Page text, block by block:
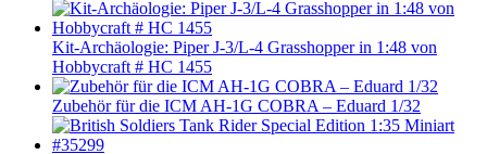
Kit-Archäologie: Piper J-3/L-4 Grasshopper in 1:48 von
Hobbycraft # HC 1455
Zubehör für die ICM AH-1G COBRA – Eduard 1/32